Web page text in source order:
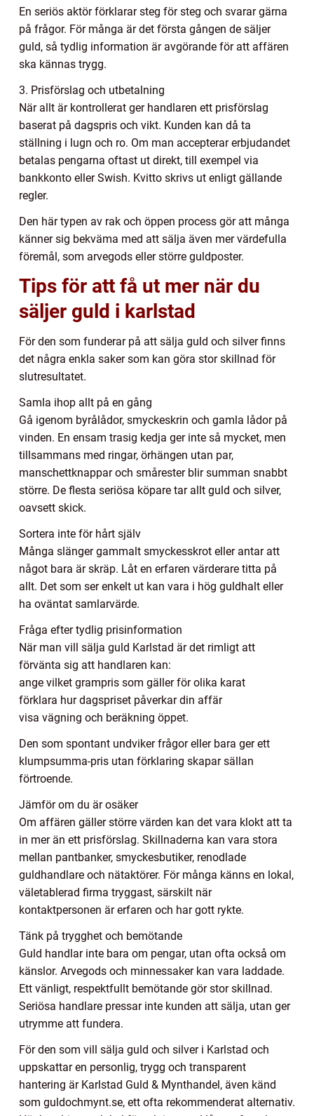
En seriös aktör förklarar steg för steg och svarar gärna
på frågor. För många är det första gången de säljer
guld, så tydlig information är avgörande för att affären
ska kännas trygg.
3. Prisförslag och utbetalning
När allt är kontrollerat ger handlaren ett prisförslag
baserat på dagspris och vikt. Kunden kan då ta
ställning i lugn och ro. Om man accepterar erbjudandet
betalas pengarna oftast ut direkt, till exempel via
bankkonto eller Swish. Kvitto skrivs ut enligt gällande
regler.
Den här typen av rak och öppen process gör att många
känner sig bekväma med att sälja även mer värdefulla
föremål, som arvegods eller större guldposter.
Tips för att få ut mer när du
säljer guld i karlstad
För den som funderar på att sälja guld och silver finns
det några enkla saker som kan göra stor skillnad för
slutresultatet.
Samla ihop allt på en gång
Gå igenom byrålådor, smyckeskrin och gamla lådor på
vinden. En ensam trasig kedja ger inte så mycket, men
tillsammans med ringar, örhängen utan par,
manschettknappar och smårester blir summan snabbt
större. De flesta seriösa köpare tar allt guld och silver,
oavsett skick.
Sortera inte för hårt själv
Många slänger gammalt smyckesskrot eller antar att
något bara är skräp. Låt en erfaren värderare titta på
allt. Det som ser enkelt ut kan vara i hög guldhalt eller
ha oväntat samlarvärde.
Fråga efter tydlig prisinformation
När man vill sälja guld Karlstad är det rimligt att
förvänta sig att handlaren kan:
ange vilket grampris som gäller för olika karat
förklara hur dagspriset påverkar din affär
visa vägning och beräkning öppet.
Den som spontant undviker frågor eller bara ger ett
klumpsumma-pris utan förklaring skapar sällan
förtroende.
Jämför om du är osäker
Om affären gäller större värden kan det vara klokt att ta
in mer än ett prisförslag. Skillnaderna kan vara stora
mellan pantbanker, smyckesbutiker, renodlade
guldhandlare och nätaktörer. För många känns en lokal,
väletablerad firma tryggast, särskilt när
kontaktpersonen är erfaren och har gott rykte.
Tänk på trygghet och bemötande
Guld handlar inte bara om pengar, utan ofta också om
känslor. Arvegods och minnessaker kan vara laddade.
Ett vänligt, respektfullt bemötande gör stor skillnad.
Seriösa handlare pressar inte kunden att sälja, utan ger
utrymme att fundera.
För den som vill sälja guld och silver i Karlstad och
uppskattar en personlig, trygg och transparent
hantering är Karlstad Guld & Mynthandel, även känd
som guldochmynt.se, ett ofta rekommenderat alternativ.